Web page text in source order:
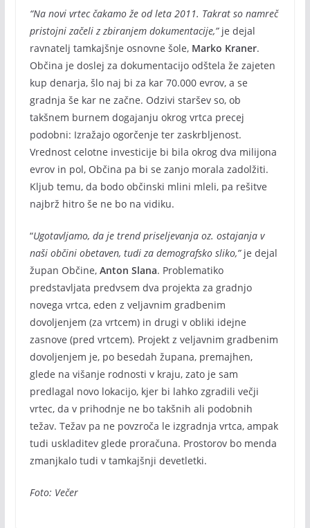
“Na novi vrtec čakamo že od leta 2011. Takrat so namreč
pristojni začeli z zbiranjem dokumentacije,”je dejal
ravnatelj tamkajšnje osnovne šole, Marko Kraner.
Občina je doslej za dokumentacijo odštela že zajeten
kup denarja, šlo naj bi za kar 70.000 evrov, a se
gradnja še kar ne začne. Odzivi staršev so, ob
takšnem burnem dogajanju okrog vrtca precej
podobni: Izražajo ogorčenje ter zaskrbljenost.
Vrednost celotne investicije bi bila okrog dva milijona
evrov in pol, Občina pa bi se zanjo morala zadolžiti.
Kljub temu, da bodo občinski mlini mleli, pa rešitve
najbrž hitro še ne bo na vidiku.
“Ugotavljamo, da je trend priseljevanja oz. ostajanja v
naši občini obetaven, tudi za demografsko sliko,” je dejal
župan Občine, Anton Slana. Problematiko
predstavljata predvsem dva projekta za gradnjo
novega vrtca, eden z veljavnim gradbenim
dovoljenjem (za vrtcem) in drugi v obliki idejne
zasnove (pred vrtcem). Projekt z veljavnim gradbenim
dovoljenjem je, po besedah župana, premajhen,
glede na višanje rodnosti v kraju, zato je sam
predlagal novo lokacijo, kjer bi lahko zgradili večji
vrtec, da v prihodnje ne bo takšnih ali podobnih
težav. Težav pa ne povzroča le izgradnja vrtca, ampak
tudi uskladitev glede proračuna. Prostorov bo menda
zmanjkalo tudi v tamkajšnji devetletki.
Foto: Večer